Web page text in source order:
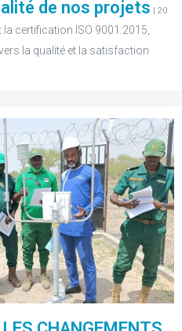
de nos projets | 20
la certification ISO 9001:2015,
la qualité et la satisfaction